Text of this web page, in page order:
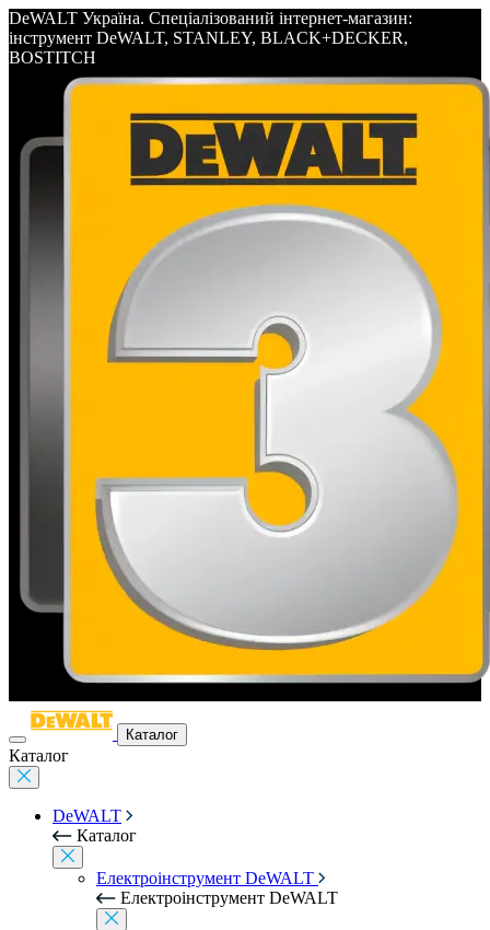
DeWALT Україна. Спеціалізований інтернет-магазин:
інструмент DeWALT, STANLEY, BLACK+DECKER,
BOSTITCH
Каталог
Каталог
DeWALT
Каталог
Електроінструмент DeWALT
Електроінструмент DeWALT